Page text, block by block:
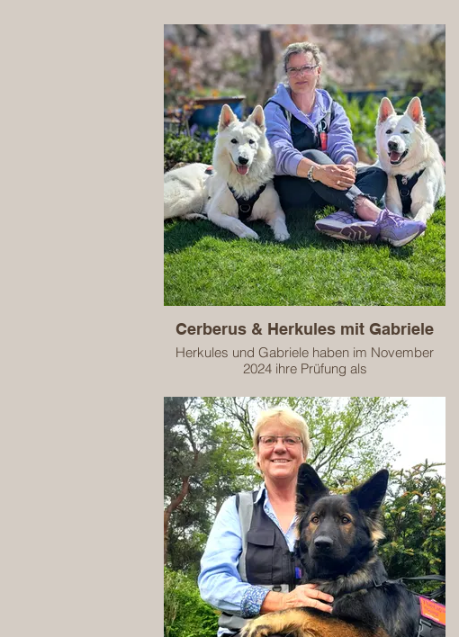
Cerberus & Herkules mit Gabriele
Herkules und Gabriele haben im November
2024 ihre Prüfung als
abgeschlossen.
Im Jahr 2025 hat auch Cerberus seine Prüfung
bestanden.
Beide Hunde sind jeweils mit ihrer
Hundeführerin, als Einsatzteam für die
begleitende Arbeit in folgenden Bereichen
zugelassen:
Kindergartenkinder
Schulkinder
Senioren
Menschen mit geistiger Behinderung
Hospiz & Palliativbereich